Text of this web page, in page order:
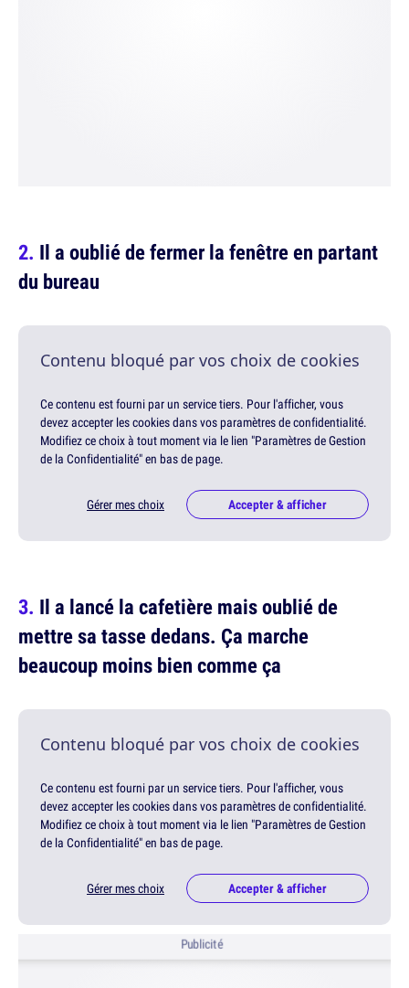
Il a oublié de fermer la fenêtre en partant
du bureau
Contenu bloqué par vos choix de cookies
Ce contenu est fourni par un service tiers. Pour l'afficher, vous
devez accepter les cookies dans vos paramètres de confidentialité.
Modifiez ce choix à tout moment via le lien "Paramètres de Gestion
de la Confidentialité" en bas de page.
Gérer mes choix Accepter & afficher
Il a lancé la cafetière mais oublié de
mettre sa tasse dedans. Ça marche
beaucoup moins bien comme ça
Contenu bloqué par vos choix de cookies
Ce contenu est fourni par un service tiers. Pour l'afficher, vous
devez accepter les cookies dans vos paramètres de confidentialité.
Modifiez ce choix à tout moment via le lien "Paramètres de Gestion
de la Confidentialité" en bas de page.
Gérer mes choix Accepter & afficher
Publicité